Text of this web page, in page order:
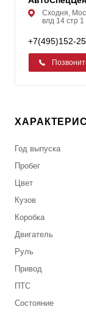
Сходня,
влд 14 стр 1
+7(495)152-
Год выпуска
Пробег
Цвет
Кузов
Коробка
Двигатель
Руль
Привод
ПТС
Состояние